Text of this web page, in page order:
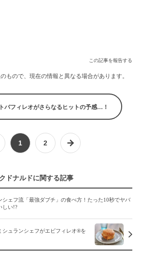
この記事を報告する
もので、現在の情報と異なる場合があります。
トバフィレオがさらなるヒットの予感…！
1 2
ドナルドに関する記事
シェフ流「最強ダブチ」の食べ方！たった10秒でヤバ
しい!?
シュランシェフがエビフィレオ®を